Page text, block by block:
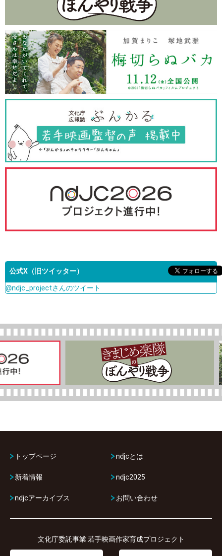
公式X（旧ツイッター）
@ndjc_projectさんのツイート
トップページ ndjcとは
新着情報 ndjc2025
ndjcアーカイブス お問い合わせ
文化庁委託事業 若手映画作家育成プロジェクト